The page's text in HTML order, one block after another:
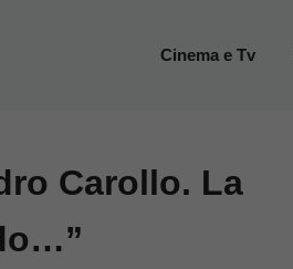
Cinema e Tv
Carollo. La